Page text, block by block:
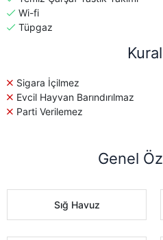
Wi-fi
Tüpgaz
Sigara İçilmez
Evcil Hayvan Barındırılmaz
Parti Verilemez
Genel
Sığ Havuz